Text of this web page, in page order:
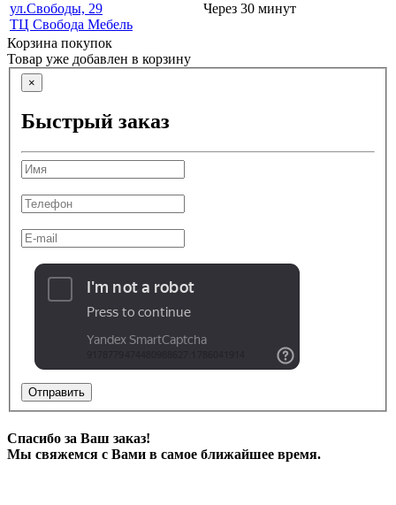
ул.Свободы, 29
ТЦ Свобода Мебель
Через 30 минут
Корзина покупок
Товар уже добавлен в корзину
×
Быстрый заказ
Отправить
Спасибо за Ваш заказ!
Мы свяжемся с Вами в самое ближайшее время.